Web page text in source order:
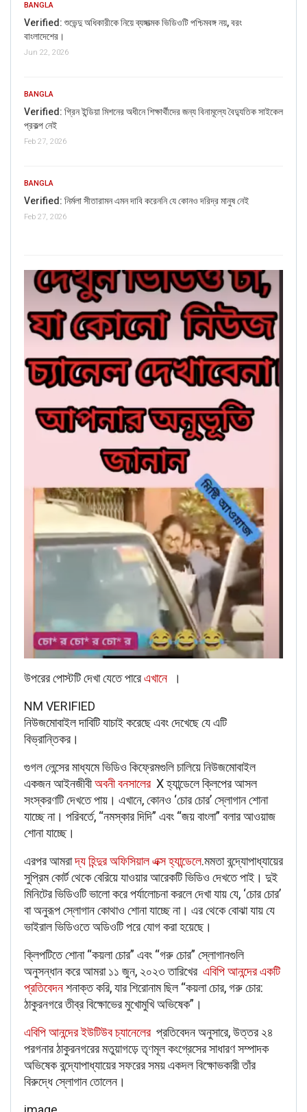
BANGLA
Verified: শুভেন্দু অধিকারীকে নিয়ে ব্যঙ্গাত্মক ভিডিওটি পশ্চিমবঙ্গ নয়, বরং
বাংলাদেশের।
Jun 22, 2026
BANGLA
Verified: গ্রিন ইন্ডিয়া মিশনের অধীনে শিক্ষার্থীদের জন্য বিনামূল্যে বৈদ্যুতিক সাইকেল
প্রকল্প নেই
Feb 27, 2026
BANGLA
Verified: নির্মলা সীতারামন এমন দাবি করেননি যে কোনও দরিদ্র মানুষ নেই
Feb 27, 2026
‌উপরের পোস্টটি দেখা যেতে পারেএখানে
।
NM VERIFIED
নিউজমোবাইল দাবিটি যাচাই করেছে এবং দেখেছে যে এটি
বিভ্রান্তিকর।
গুগল লেন্সের মাধ্যমে ভিডিও কিফ্রেমগুলি চালিয়ে নিউজমোবাইল
একজন আইনজীবীঅবনী বনসালের X হ্যান্ডেলে ক্লিপের আসল
সংস্করণটি দেখতে পায়। এখানে, কোনও ‘চোর চোর’ স্লোগান শোনা
যাচ্ছে না। পরিবর্তে, “নমস্কার দিদি” এবং “জয় বাংলা” বলার আওয়াজ
শোনা যাচ্ছে।
এরপর আমরাদ্য হিন্দুর অফিসিয়াল এক্স হ্যান্ডেলে.মমতা বন্দ্যোপাধ্যায়ের
সুপ্রিম কোর্ট থেকে বেরিয়ে যাওয়ার আরেকটি ভিডিও দেখতে পাই। দুই
মিনিটের ভিডিওটি ভালো করে পর্যালোচনা করলে দেখা যায় যে, ‘চোর চোর’
বা অনুরূপ স্লোগান কোথাও শোনা যাচ্ছে না। এর থেকে বোঝা যায় যে
ভাইরাল ভিডিওতে অডিওটি পরে যোগ করা হয়েছে।
ক্লিপটিতে শোনা “কয়লা চোর” এবং “গরু চোর” স্লোগানগুলি
অনুসন্ধান করে আমরা ১১ জুন, ২০২৩ তারিখের এবিপি আনন্দের একটি
প্রতিবেদনশনাক্ত করি, যার শিরোনাম ছিল “কয়লা চোর, গরু চোর:
ঠাকুরনগরে তীব্র বিক্ষোভের মুখোমুখি অভিষেক”।
এবিপি আনন্দের ইউটিউব চ্যানেলের প্রতিবেদন অনুসারে, উত্তর ২৪
পরগনার ঠাকুরনগরের মতুয়াগড়ে তৃণমূল কংগ্রেসের সাধারণ সম্পাদক
অভিষেক বন্দ্যোপাধ্যায়ের সফরের সময় একদল বিক্ষোভকারী তাঁর
বিরুদ্ধে স্লোগান তোলেন।